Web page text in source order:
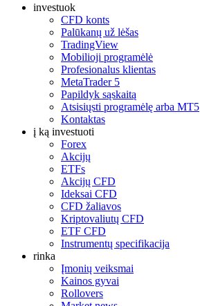
investuok
CFD konts
Palūkanų už lėšas
TradingView
Mobilioji programėlė
Profesionalus klientas
MetaTrader 5
Papildyk sąskaitą
Atsisiųsti programėlę arba MT5
Kontaktas
į ką investuoti
Forex
Akcijų
ETFs
Akcijų CFD
Ideksai CFD
CFD žaliavos
Kriptovaliutų CFD
ETF CFD
Instrumentų specifikacija
rinka
Įmonių veiksmai
Kainos gyvai
Rollovers